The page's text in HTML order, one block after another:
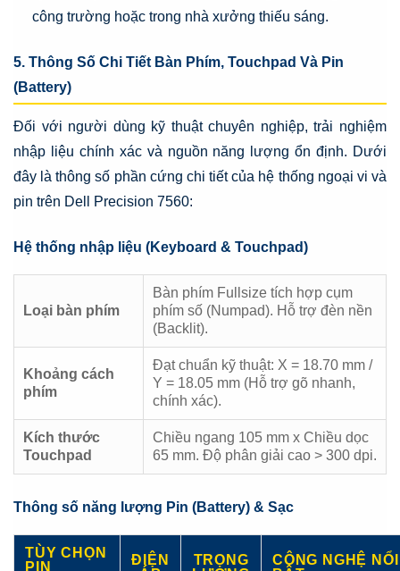
công trường hoặc trong nhà xưởng thiếu sáng.
5. Thông Số Chi Tiết Bàn Phím, Touchpad Và Pin
(Battery)
Đối với người dùng kỹ thuật chuyên nghiệp, trải nghiệm
nhập liệu chính xác và nguồn năng lượng ổn định. Dưới
đây là thông số phần cứng chi tiết của hệ thống ngoại vi và
pin trên Dell Precision 7560:
Hệ thống nhập liệu (Keyboard & Touchpad)
Loại bàn phím
Bàn phím Fullsize tích hợp cụm
phím số (Numpad). Hỗ trợ đèn nền
(Backlit).
Khoảng cách
phím
Đạt chuẩn kỹ thuật: X = 18.70 mm /
Y = 18.05 mm (Hỗ trợ gõ nhanh,
chính xác).
Kích thước
Touchpad
Chiều ngang 105 mm x Chiều dọc
65 mm. Độ phân giải cao > 300 dpi.
Thông số năng lượng Pin (Battery) & Sạc
TÙY CHỌN
PIN
ĐIỆN
TRỌNG
CÔNG NGHỆ NỔI